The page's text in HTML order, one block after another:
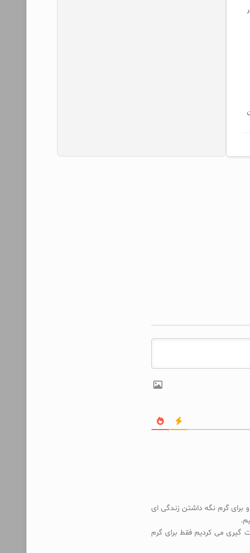
برای گرم نگه داشتن زندگی ای
گیری می کردیم فقط برای گرم